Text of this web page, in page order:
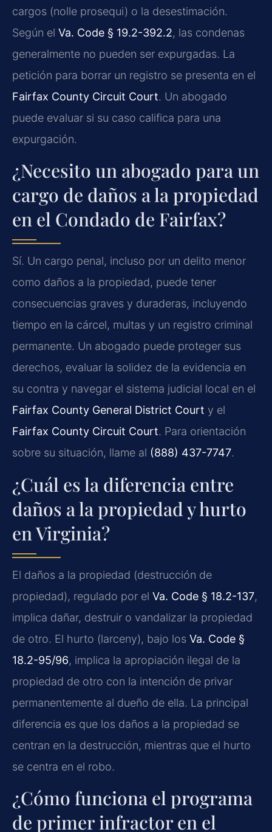
cargos (nolle prosequi) o la desestimación.
Según el Va. Code § 19.2-392.2, las condenas
generalmente no pueden ser expurgadas. La
petición para borrar un registro se presenta en el
Fairfax County Circuit Court. Un abogado
puede evaluar si su caso califica para una
expurgación.
¿Necesito un abogado para un
cargo de daños a la propiedad
en el Condado de Fairfax?
Sí. Un cargo penal, incluso por un delito menor
como daños a la propiedad, puede tener
consecuencias graves y duraderas, incluyendo
tiempo en la cárcel, multas y un registro criminal
permanente. Un abogado puede proteger sus
derechos, evaluar la solidez de la evidencia en
su contra y navegar el sistema judicial local en el
Fairfax County General District Court y el
Fairfax County Circuit Court. Para orientación
sobre su situación, llame al (888) 437-7747.
¿Cuál es la diferencia entre
daños a la propiedad y hurto
en Virginia?
El daños a la propiedad (destrucción de
propiedad), regulado por el Va. Code § 18.2-137,
implica dañar, destruir o vandalizar la propiedad
de otro. El hurto (larceny), bajo los Va. Code §
18.2-95/96, implica la apropiación ilegal de la
propiedad de otro con la intención de privar
permanentemente al dueño de ella. La principal
diferencia es que los daños a la propiedad se
centran en la destrucción, mientras que el hurto
se centra en el robo.
¿Cómo funciona el programa
de primer infractor en el